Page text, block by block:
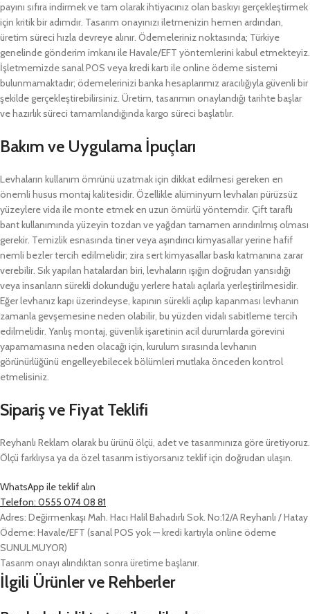
payını sıfıra indirmek ve tam olarak ihtiyacınız olan baskıyı gerçekleştirmek
için kritik bir adımdır. Tasarım onayınızı iletmenizin hemen ardından,
üretim süreci hızla devreye alınır. Ödemeleriniz noktasında; Türkiye
genelinde gönderim imkanı ile Havale/EFT yöntemlerini kabul etmekteyiz.
İşletmemizde sanal POS veya kredi kartı ile online ödeme sistemi
bulunmamaktadır; ödemelerinizi banka hesaplarımız aracılığıyla güvenli bir
şekilde gerçekleştirebilirsiniz. Üretim, tasarımın onaylandığı tarihte başlar
ve hazırlık süreci tamamlandığında kargo süreci başlatılır.
Bakım ve Uygulama İpuçları
Levhaların kullanım ömrünü uzatmak için dikkat edilmesi gereken en
önemli husus montaj kalitesidir. Özellikle alüminyum levhaları pürüzsüz
yüzeylere vida ile monte etmek en uzun ömürlü yöntemdir. Çift taraflı
bant kullanımında yüzeyin tozdan ve yağdan tamamen arındırılmış olması
gerekir. Temizlik esnasında tiner veya aşındırıcı kimyasallar yerine hafif
nemli bezler tercih edilmelidir; zira sert kimyasallar baskı katmanına zarar
verebilir. Sık yapılan hatalardan biri, levhaların ışığın doğrudan yansıdığı
veya insanların sürekli dokunduğu yerlere hatalı açılarla yerleştirilmesidir.
Eğer levhanız kapı üzerindeyse, kapının sürekli açılıp kapanması levhanın
zamanla gevşemesine neden olabilir, bu yüzden vidalı sabitleme tercih
edilmelidir. Yanlış montaj, güvenlik işaretinin acil durumlarda görevini
yapamamasına neden olacağı için, kurulum sırasında levhanın
görünürlüğünü engelleyebilecek bölümleri mutlaka önceden kontrol
etmelisiniz.
Sipariş ve Fiyat Teklifi
Reyhanlı Reklam olarak bu ürünü ölçü, adet ve tasarımınıza göre üretiyoruz.
Ölçü farklıysa ya da özel tasarım istiyorsanız teklif için doğrudan ulaşın.
WhatsApp ile teklif alın
Telefon: 0555 074 08 81
Adres: Değirmenkaşı Mah. Hacı Halil Bahadırlı Sok. No:12/A Reyhanlı / Hatay
Ödeme: Havale/EFT (sanal POS yok — kredi kartıyla online ödeme
SUNULMUYOR)
Tasarım onayı alındıktan sonra üretime başlanır.
İlgili Ürünler ve Rehberler